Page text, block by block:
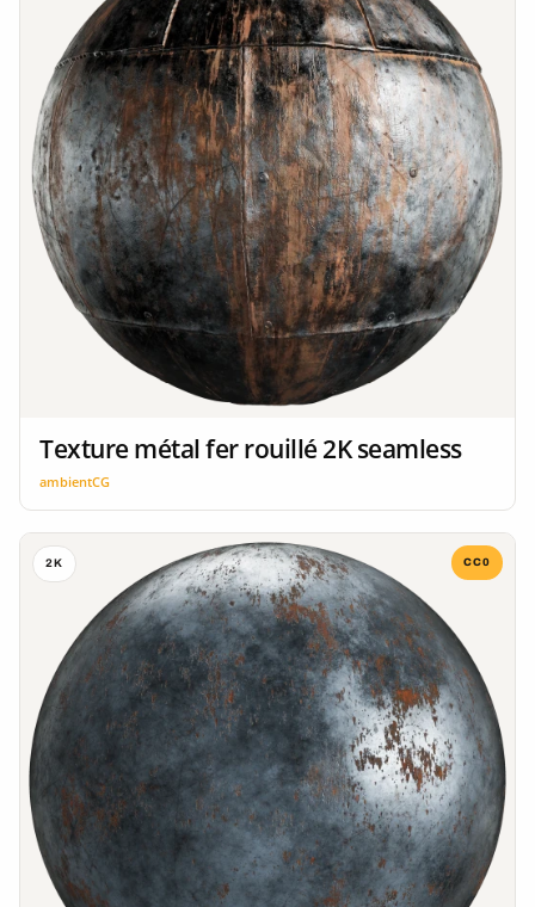
Texture métal fer rouillé 2K seamless
ambientCG
2K CC0